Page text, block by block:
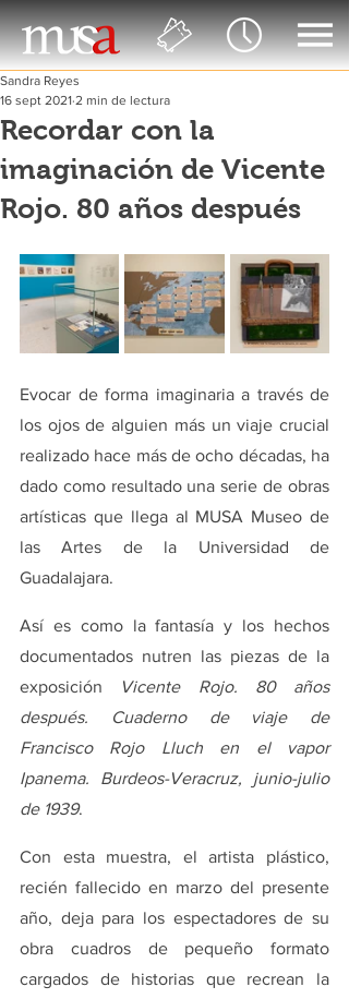
Recordar con la
imaginación de Vicente
Rojo. 80 años después
Sandra Reyes
16 sept 2021 2 min de lectura
Evocar de forma imaginaria a través de
los ojos de alguien más un viaje crucial
realizado hace más de ocho décadas, ha
dado como resultado una serie de obras
artísticas que llega al MUSA Museo de
las Artes de la Universidad de
Guadalajara.
Así es como la fantasía y los hechos
documentados nutren las piezas de la
exposición
Vicente Rojo. 80 años
después. Cuaderno de viaje de
Francisco Rojo Lluch en el vapor
Ipanema. Burdeos-Veracruz, junio-julio
de 1939.
Con esta muestra, el artista plástico,
recién fallecido en marzo del presente
año, deja para los espectadores de su
obra cuadros de pequeño formato
cargados de historias que recrean la